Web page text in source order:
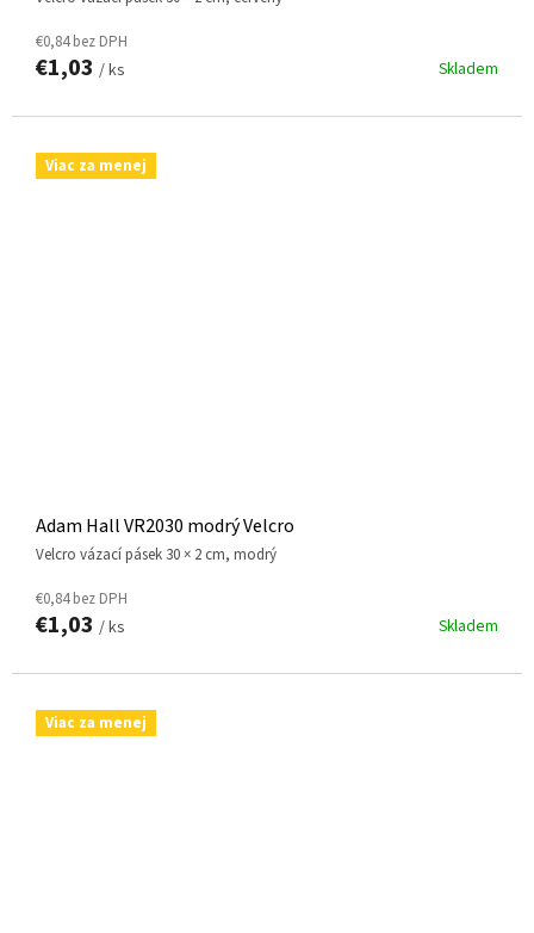
Skladem
€0,84 bez DPH
€1,03 / ks
Viac za menej
Adam Hall VR2030 modrý Velcro
Velcro vázací pásek 30 × 2 cm, modrý
Skladem
€0,84 bez DPH
€1,03 / ks
Viac za menej